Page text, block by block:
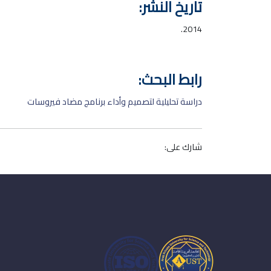
تاريخ النشر:
2014.
رابط البحث:
دراسة تحليلية لتصميم وأداء برنامج مضاد فيروسات
شارك على: